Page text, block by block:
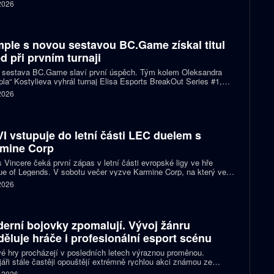
s novou sestavou BC.Game získal titul
při prvním turnaji
sestava BC.Game slaví první úspěch. Tým kolem Oleksandra
Kostylieva vyhrál turnaj Elisa Esports BreakOut Series #1,
finále porazil ENCE 2:0. Rozhodující mapa dospěla do
v němž ukrajinská hvězda předvedla klíčovou akci.
vstupuje do letní části LEC duelem s
Corp
Vincere čeká první zápas v letní části evropské ligy ve hře
of Legends. V sobotu večer vyzve Karmine Corp, na který ve
předchozích vzájemných sériích nestačil. Oba celky zároveň
o jedno ze tří míst na letošním světovém šampionátu.
bojovky zpomalují. Vývoj žánru
hráče i profesionální esport scénu
hry procházejí v posledních letech výraznou proměnou.
stále častěji opouštějí extrémně rychlou akci známou ze
klasik a snaží se vytvářet přístupnější tituly pro širší publikum